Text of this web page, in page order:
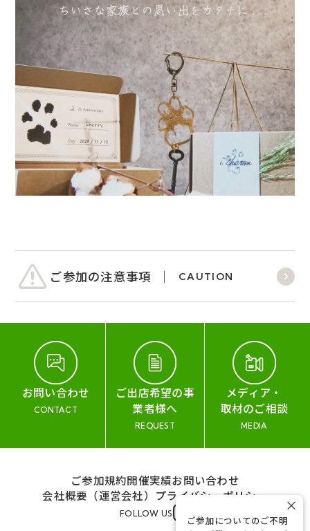
ご参加の注意事項 CAUTION
お問い合わせ
CONTACT
ご出店希望の事
業者様へ
REQUEST
メディア・
取材のご相談
MEDIA
ご参加規約開催実績お問い合わせ
会社概要（運営会社） プライバシーポリシー
FOLLOW US
ご参加についてのご不明
×